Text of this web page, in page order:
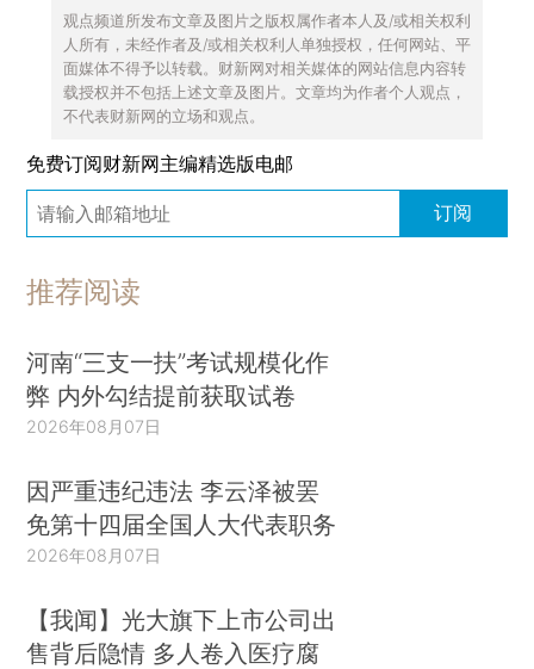
观点频道所发布文章及图片之版权属作者本人及/或相关权利
人所有，未经作者及/或相关权利人单独授权，任何网站、平
面媒体不得予以转载。财新网对相关媒体的网站信息内容转
载授权并不包括上述文章及图片。文章均为作者个人观点，
不代表财新网的立场和观点。
免费订阅财新网主编精选版电邮
订阅
推荐阅读
河南“三支一扶”考试规模化作
弊 内外勾结提前获取试卷
2026年08月07日
因严重违纪违法 李云泽被罢
免第十四届全国人大代表职务
2026年08月07日
【我闻】光大旗下上市公司出
售背后隐情 多人卷入医疗腐